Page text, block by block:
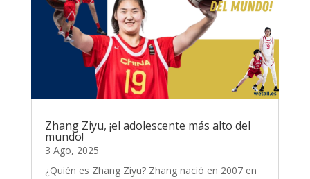
Zhang Ziyu, ¡el adolescente más alto del
mundo!
3 Ago, 2025
¿Quién es Zhang Ziyu? Zhang nació en 2007 en